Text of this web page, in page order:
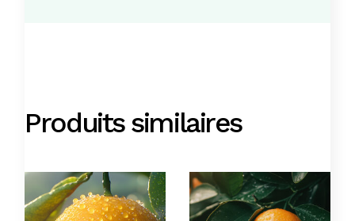
Produits similaires